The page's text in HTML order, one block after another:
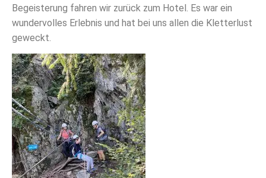
Begeisterung fahren wir zurück zum Hotel. Es war ein
wundervolles Erlebnis und hat bei uns allen die Kletterlust
geweckt.